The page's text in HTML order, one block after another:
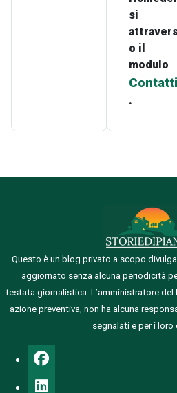
si
o il
modulo
Contatti
.
Questo è un blog privato a scopo
aggiornato senza alcuna periodicità
testata giornalistica. L’amministratore
azione preventiva, non ha alcuna
segnalati e per i loro